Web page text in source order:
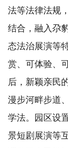
法等法律法规
结合，融入尕
态法治展演等
赏、可体验、
后，新颖亲民
漫步河畔步道
学法。园区设
景短剧展演等